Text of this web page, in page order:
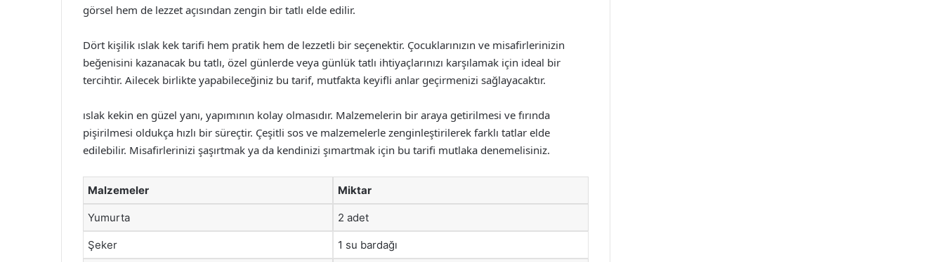
görsel hem de lezzet açısından zengin bir tatlı elde edilir.
Dört kişilik ıslak kek tarifi hem pratik hem de lezzetli bir seçenektir. Çocuklarınızın ve misafirlerinizin
beğenisini kazanacak bu tatlı, özel günlerde veya günlük tatlı ihtiyaçlarınızı karşılamak için ideal bir
tercihtir. Ailecek birlikte yapabileceğiniz bu tarif, mutfakta keyifli anlar geçirmenizi sağlayacaktır.
ıslak kekin en güzel yanı, yapımının kolay olmasıdır. Malzemelerin bir araya getirilmesi ve fırında
pişirilmesi oldukça hızlı bir süreçtir. Çeşitli sos ve malzemelerle zenginleştirilerek farklı tatlar elde
edilebilir. Misafirlerinizi şaşırtmak ya da kendinizi şımartmak için bu tarifi mutlaka denemelisiniz.
Malzemeler Miktar
Yumurta 2 adet
Şeker 1 su bardağı